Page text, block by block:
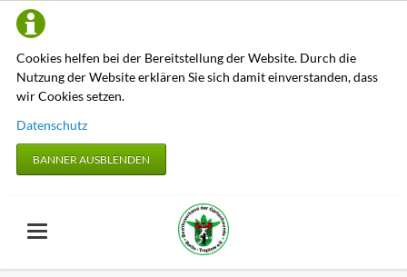
Cookies helfen bei der Bereitstellung der Website. Durch die
Nutzung der Website erklären Sie sich damit einverstanden, dass
wir Cookies setzen.
Datenschutz
BANNER AUSBLENDEN